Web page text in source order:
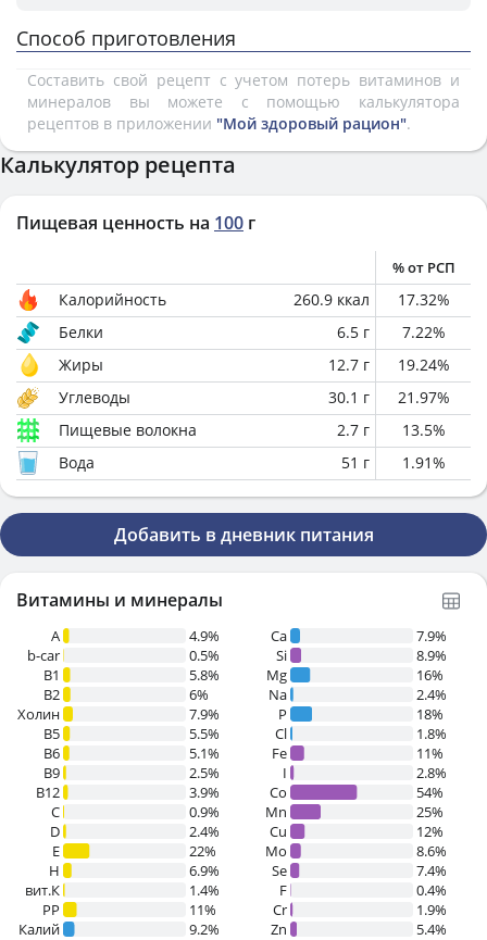
Способ приготовления
Составить свой рецепт с учетом потерь витаминов и
минералов вы можете с помощью калькулятора
рецептов в приложении "Мой здоровый рацион".
Калькулятор рецепта
Пищевая ценность на 100 г
% от РСП
Калорийность 260.9 ккал 17.32%
Белки
6.5 г 7.22%
Жиры
12.7 г 19.24%
Углеводы
30.1 г 21.97%
Пищевые волокна
2.7 г 13.5%
Вода
51 г 1.91%
Добавить в дневник питания
Витамины и минералы
A
4.9%
b-car
0.5%
В1
5.8%
B2
6%
Холин
7.9%
B5
5.5%
B6
5.1%
B9
2.5%
B12
3.9%
C
0.9%
D
2.4%
E
22%
H
6.9%
вит.К
1.4%
PP
11%
Калий
9.2%
Ca
7.9%
Si
8.9%
Mg
16%
Na
2.4%
P
18%
Cl
1.8%
Fe
11%
I
2.8%
Co
54%
Mn
25%
Cu
12%
Mo
8.6%
Se
7.4%
F
0.4%
Cr
1.9%
Zn
5.4%